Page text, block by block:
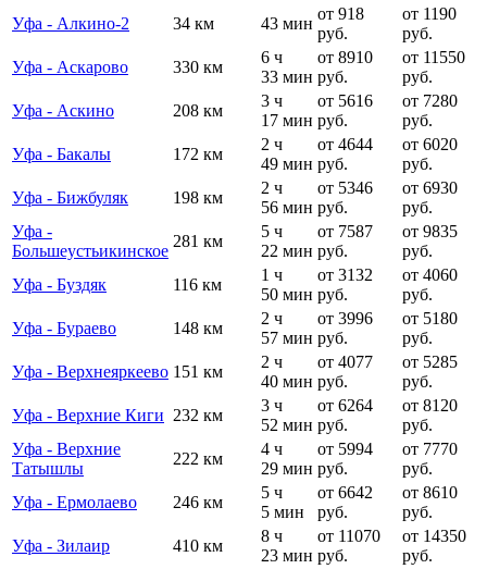
Уфа - Алкино-2
34 км 43 мин
от 918
руб.
от 1190
руб.
Уфа - Аскарово
330 км
6 ч
33 мин
от 8910
руб.
от 11550
руб.
Уфа - Аскино
208 км
3 ч
17 мин
от 5616
руб.
от 7280
руб.
Уфа - Бакалы
172 км
2 ч
49 мин
от 4644
руб.
от 6020
руб.
Уфа - Бижбуляк
198 км
2 ч
56 мин
от 5346
руб.
от 6930
руб.
Уфа -
Большеустьикинское
281 км
5 ч
22 мин
от 7587
руб.
от 9835
руб.
Уфа - Буздяк
116 км
1 ч
50 мин
от 3132
руб.
от 4060
руб.
Уфа - Бураево
148 км
2 ч
57 мин
от 3996
руб.
от 5180
руб.
Уфа - Верхнеяркеево 151 км
2 ч
40 мин
от 4077
руб.
от 5285
руб.
Уфа - Верхние Киги 232 км
3 ч
52 мин
от 6264
руб.
от 8120
руб.
Уфа - Верхние
Татышлы
222 км
4 ч
29 мин
от 5994
руб.
от 7770
руб.
Уфа - Ермолаево
246 км
5 ч
5 мин
от 6642
руб.
от 8610
руб.
Уфа - Зилаир
410 км
8 ч
23 мин
от 11070
руб.
от 14350
руб.